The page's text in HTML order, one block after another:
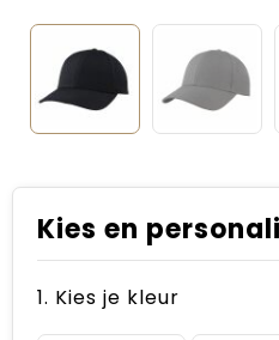
Kies en
1. Kies je kleur